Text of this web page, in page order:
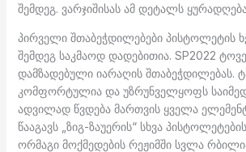
შემდეგ. ვარჯიშისას ამ დეტალს
პირველი შთაბეჭდილებები პისტოლეტის
შემდეგ საკმაოდ დადებითია. SP2022
დამზადებული იარაღის შთაბეჭდილებას.
კომფორტულია და უზრუნველყოფს
ადვილად წვდება მართვის ყველა
წააგავს „ზიგ-ზაუერის“ სხვა
ორმაგი მოქმედების რეჟიმში სვლა